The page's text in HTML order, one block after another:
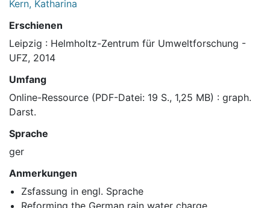
Kern, Katharina
Erschienen
Leipzig : Helmholtz-Zentrum für Umweltforschung -
UFZ, 2014
Umfang
Online-Ressource (PDF-Datei: 19 S., 1,25 MB) : graph.
Darst.
Sprache
ger
Anmerkungen
Zsfassung in engl. Sprache